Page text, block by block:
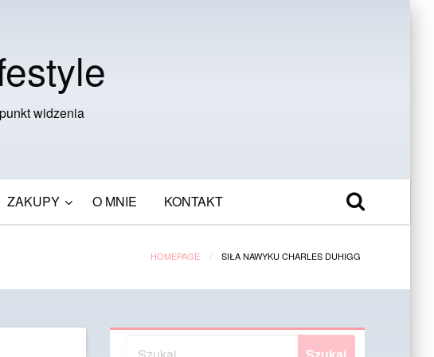
widzenia
ZAKUPY O MNIE KONTAKT
HOMEPAGE SIŁA NAWYKU CHARLES DUHIGG